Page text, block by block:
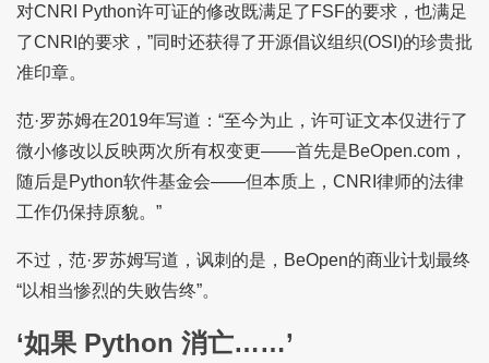
对CNRI Python许可证的修改既满足了FSF的要求，也满足
了CNRI的要求，”同时还获得了开源倡议组织(OSI)的珍贵批
准印章。
范·罗苏姆在2019年写道：“至今为止，许可证文本仅进行了
微小修改以反映两次所有权变更——首先是BeOpen.com，
随后是Python软件基金会——但本质上，CNRI律师的法律
工作仍保持原貌。”
不过，范·罗苏姆写道，讽刺的是，BeOpen的商业计划最终
“以相当惨烈的失败告终”。
‘如果 Python 消亡……’